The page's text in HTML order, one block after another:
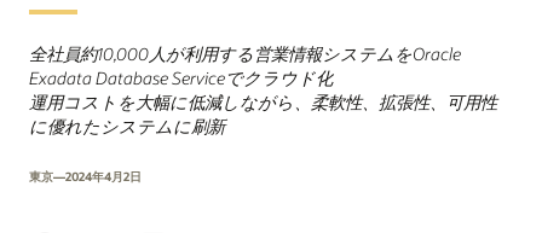
全社員約10,000人が利用する営業情報システムをOracle
Exadata Database Serviceでクラウド化
運用コストを大幅に低減しながら、柔軟性、拡張性、可用性
に優れたシステムに刷新
東京—2024年4月2日